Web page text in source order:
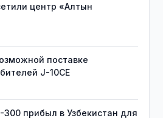
центр «Алтын
поставке
J-10CE
300 прибыл в Узбекистан для